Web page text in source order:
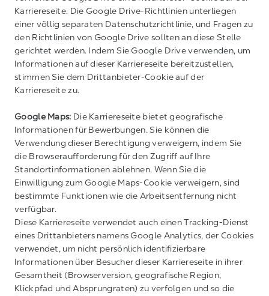
Karriereseite. Die Google Drive-Richtlinien unterliegen
einer völlig separaten Datenschutzrichtlinie, und Fragen zu
den Richtlinien von Google Drive sollten an diese Stelle
gerichtet werden. Indem Sie Google Drive verwenden, um
Informationen auf dieser Karriereseite bereitzustellen,
stimmen Sie dem Drittanbieter-Cookie auf der
Karriereseite zu.
Google Maps: Die Karriereseite bietet geografische
Informationen für Bewerbungen. Sie können die
Verwendung dieser Berechtigung verweigern, indem Sie
die Browseraufforderung für den Zugriff auf Ihre
Standortinformationen ablehnen. Wenn Sie die
Einwilligung zum Google Maps-Cookie verweigern, sind
bestimmte Funktionen wie die Arbeitsentfernung nicht
verfügbar.
Diese Karriereseite verwendet auch einen Tracking-Dienst
eines Drittanbieters namens Google Analytics, der Cookies
verwendet, um nicht persönlich identifizierbare
Informationen über Besucher dieser Karriereseite in ihrer
Gesamtheit (Browserversion, geografische Region,
Klickpfad und Absprungraten) zu verfolgen und so die